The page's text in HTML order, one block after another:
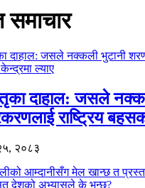
समाचार
दाहाल: जसले
राष्ट्रिय
२०८३